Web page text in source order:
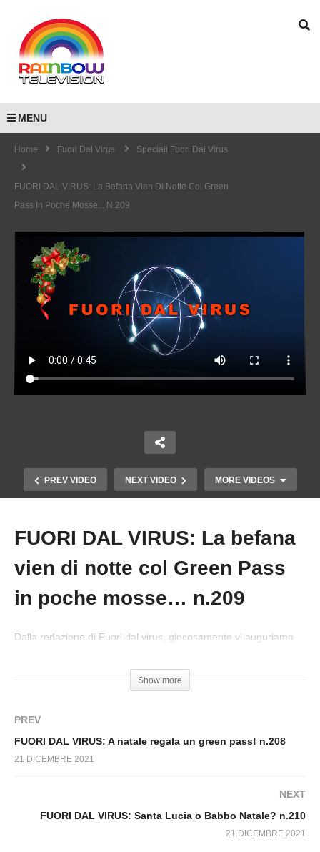
MENU
Home Fuori Dal Virus Speciali Fuori Dal Virus
FUORI DAL VIRUS: La Befana Vien Di Notte Col Green
Pass In Poche Mosse... N.209
PREV VIDEO NEXT VIDEO MORE VIDEOS
Copy Embed Code
FUORI DAL VIRUS: La befana
vien di notte col Green Pass
in poche mosse… n.209
Dalla redazione di Fuori dal virus, giocosamente vi auguriamo
Show more
PREV
FUORI DAL VIRUS: A natale regala un green pass! n.208
21 DICEMBRE 2021
NEXT
FUORI DAL VIRUS: Santa Lucia o Babbo Natale? n.210
21 DICEMBRE 2021